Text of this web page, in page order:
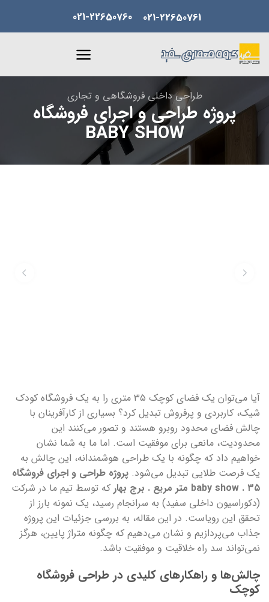
content
021-22650760 021-22650761
طراحی داخلی فروشگاهی و تجاری
پروژه طراحی و اجرای فروشگاه
BABY SHOW
آیا می‌توان یک فضای کوچک ۳۵ متری را به یک فروشگاه کودک
شیک، کاربردی و پرفروش تبدیل کرد؟ بسیاری از کارآفرینان با
چالش فضای محدود روبرو هستند و تصور می‌کنند این
محدودیت، مانعی برای موفقیت است. اما ما به شما نشان
خواهیم داد که چگونه با یک طراحی هوشمندانه، این چالش به
یک فرصت طلایی تبدیل می‌شود. پروژه طراحی و اجرای فروشگاه
baby show . ۳۵ متر مریع . برج بهار
که توسط تیم ما در شرکت
(دکوراسیون داخلی سفید) به سرانجام رسید، یک نمونه بارز از
تحقق این رویاست. در این مقاله، به بررسی جزئیات این پروژه
جذاب می‌پردازیم و نشان می‌دهیم که چگونه متراژ پایین، هرگز
نمی‌تواند سد راه خلاقیت و موفقیت باشد.
چالش‌ها و راهکارهای کلیدی در طراحی فروشگاه
کوچک